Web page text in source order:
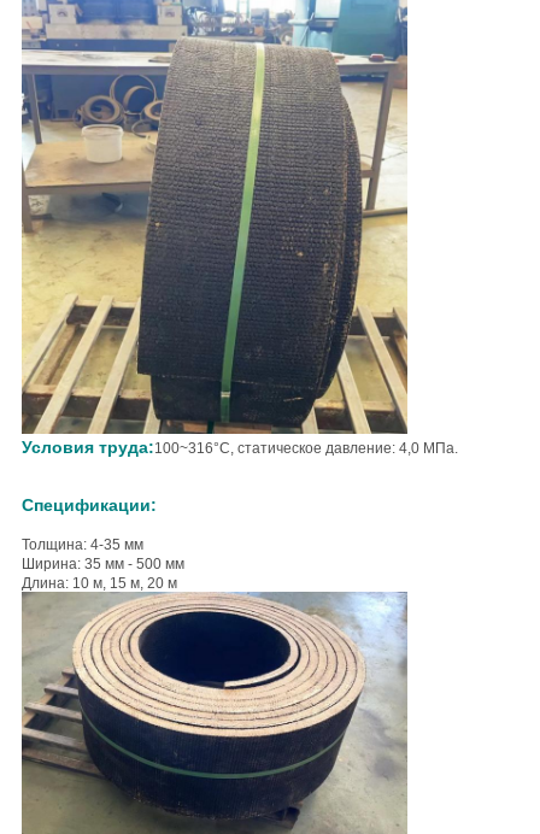
Условия труда:100~316°С, статическое давление: 4,0 МПа.
Спецификации:
Толщина: 4-35 мм
Ширина: 35 мм - 500 мм
Длина: 10 м, 15 м, 20 м